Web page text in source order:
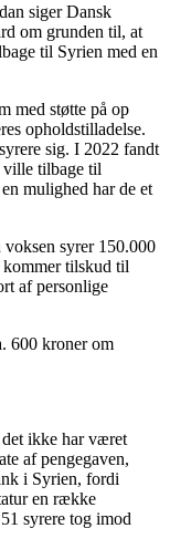
siger Dansk
om grunden til, at
til Syrien med en
med støtte på op
opholdstilladelse.
sig. I 2022 fandt
ville tilbage til
mulighed har de et
syrer 150.000
tilskud til
af personlige
600 kroner om
ikke har været
af pengegaven,
i Syrien, fordi
en række
syrere tog imod